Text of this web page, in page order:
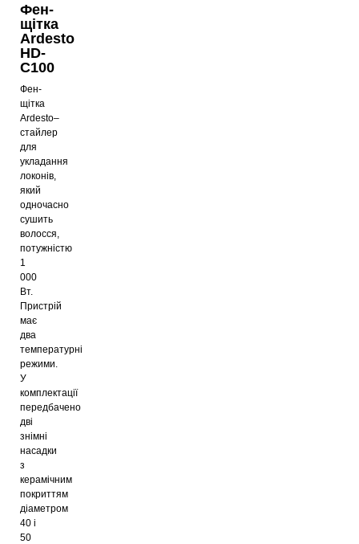
Фен-
щітка
Ardesto
HD-
C100
Фен-
щітка
Ardesto–
стайлер
для
укладання
локонів,
який
одночасно
сушить
волосся,
потужністю
1
000
Вт.
Пристрій
має
два
температурні
режими.
У
комплектації
передбачено
дві
знімні
насадки
з
керамічним
покриттям
діаметром
40 і
50